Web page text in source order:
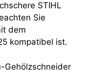
STIHL
Sie
dem
kompatibel ist.
Gehölzschneider